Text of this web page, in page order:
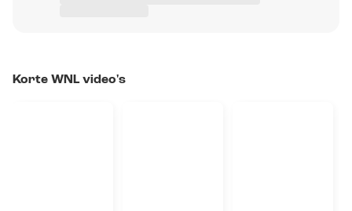
Korte WNL video's